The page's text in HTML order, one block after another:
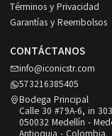
Términos y Privacidad
Garantías y Reembolsos
CONTÁCTANOS
info@iconicstr.com
573216385405
Bodega Principal
Calle 30 #79A-6, in 303
050032 Medellín -